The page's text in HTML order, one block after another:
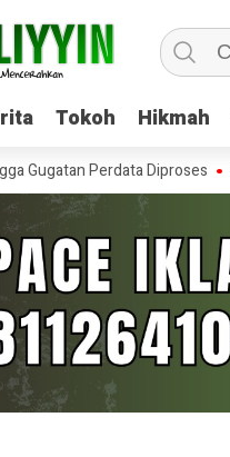
Tokoh Hikmah
Tokoh Hikmah
Perdata Diproses Hadir